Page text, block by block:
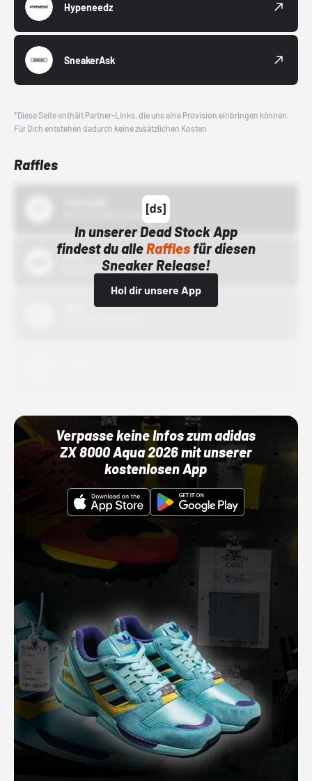
Hypeneedz
SneakerAsk
*Diese Seite enthält Partner-Links, die uns eine Provision einbringen können.
Für Dich entstehen dadurch keine zusätzlichen Kosten.
Raffles
In unserer Dead Stock App
findest du alleRafflesfür diesen
Sneaker Release!
Hol dir unsere App
Bstn
01.10.22 00:00 Uhr
Verpasse keine Infos zum adidas
ZX 8000 Aqua 2026 mit unserer
kostenlosen App